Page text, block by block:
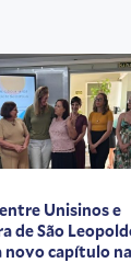
Unisinos e
de São
novo capítulo na